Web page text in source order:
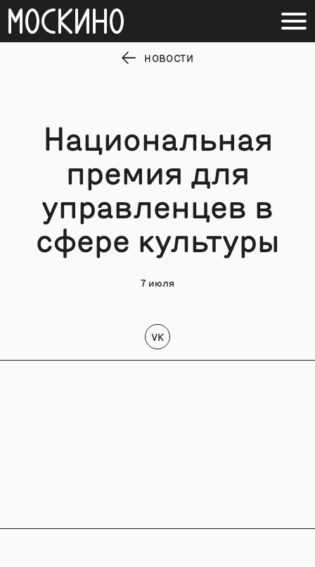
НОВОСТИ
Национальная
премия для
управленцев в
сфере культуры
7 июля
VK